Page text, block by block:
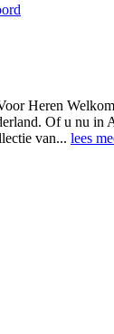
Heren
Of u nu in
van... lees